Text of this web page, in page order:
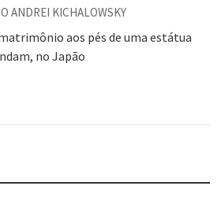
Borges
ANDREI KICHALOWSKY
aos pés de uma estátua
no Japão